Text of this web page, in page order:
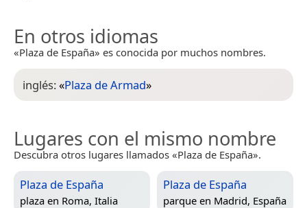
En otros idiomas
«Plaza de España» es conocida por muchos nombres.
inglés:«Plaza de Armad»
Lugares con el mismo nombre
Descubra otros lugares llamados «Plaza de España».
Plaza de España
plaza en Roma, Italia
Plaza de España
parque en Madrid, España